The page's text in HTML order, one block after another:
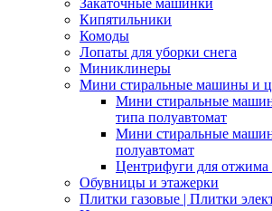
Закаточные машинки
Кипятильники
Комоды
Лопаты для уборки снега
Миниклинеры
Мини стиральные машины и
Мини стиральные
типа полуавтомат
Мини стиральные
полуавтомат
Центрифуги для отжима
Обувницы и этажерки
Плитки газовые | Плитки